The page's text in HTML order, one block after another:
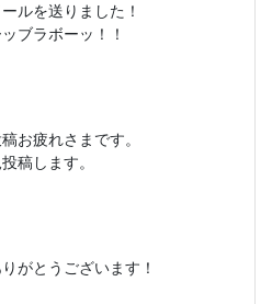
ルを送りました！
ブラボーッ！！
お疲れさまです。
稿します。
がとうございます！